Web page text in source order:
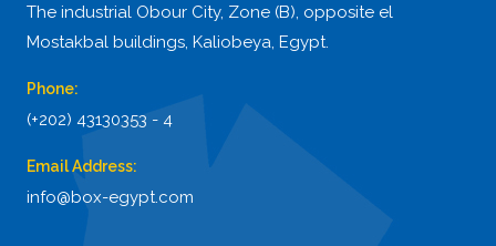
The industrial Obour City, Zone (B), opposite el
Mostakbal buildings, Kaliobeya, Egypt.
Phone:
(+202) 43130353 - 4
Email Address:
info@box-egypt.com